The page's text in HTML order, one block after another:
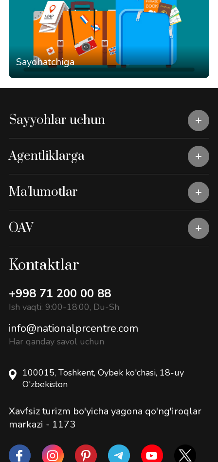
Sayohatchiga
Sayyohlar uchun
Agentliklarga
Ma'lumotlar
OAV
Kontaktlar
+998 71 200 00 88
Ish vaqti: 9:00-18:00, Du-Sh
info@nationalprcentre.com
Har qanday savol uchun
100015, Toshkent, Oybek ko'chasi, 18-uy
O'zbekiston
Xavfsiz turizm bo'yicha yagona qo'ng'iroqlar
markazi - 1173